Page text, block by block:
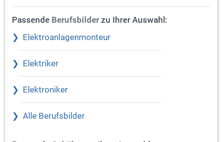
Passende Berufsbilder zu Ihrer Auswahl:
Elektroanlagenmonteur
Elektriker
Elektroniker
Alle Berufsbilder